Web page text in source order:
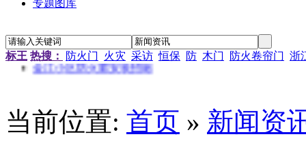
专题图库
标王 热搜： 防火门 火灾 采访 恒保 防 木门 防火卷帘门 浙
江苏省农科院农产品孵化中心招待楼铝合金门窗工程招
金江小区防火窗安装招标
当前位置: 首页 » 新闻资